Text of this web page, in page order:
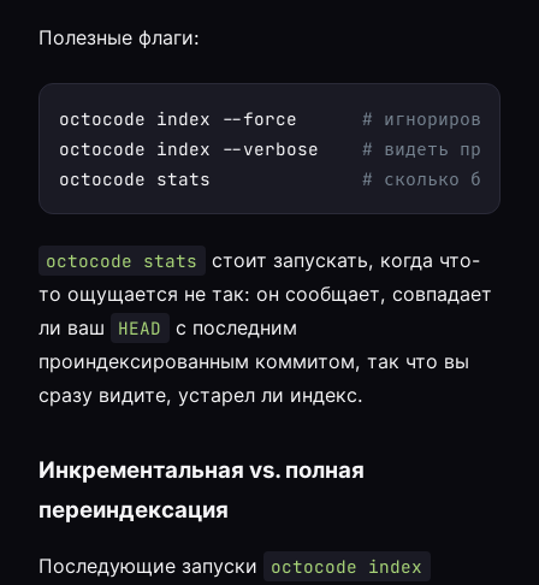
Полезные флаги:
octocode index --force # игнорировать
octocode index --verbose # видеть
octocode stats # сколько
octocode stats
стоит запускать, когда что-
то ощущается не так: он сообщает, совпадает
ли ваш
HEAD
с последним
проиндексированным коммитом, так что вы
сразу видите, устарел ли индекс.
Инкрементальная vs. полная
переиндексация
Последующие запуски octocode index